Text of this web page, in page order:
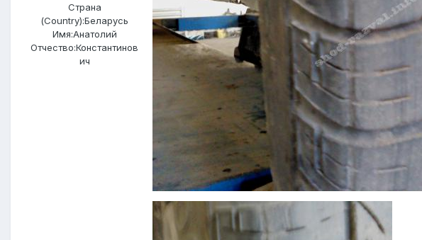
Страна
(Country):Беларусь
Имя:Анатолий
Отчество:Константинов
ич